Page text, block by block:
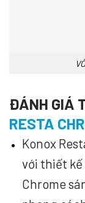
ĐÁNH GIÁ
RESTA
Konox
với thiết kế
Chrome